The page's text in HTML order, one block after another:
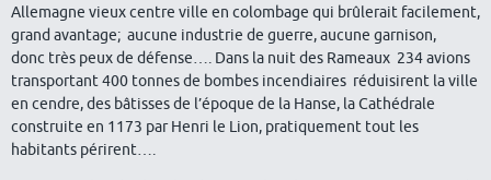
Allemagne vieux centre ville en colombage qui brûlerait facilement,
grand avantage; aucune industrie de guerre, aucune garnison,
donc très peux de défense…. Dans la nuit des Rameaux 234 avions
transportant 400 tonnes de bombes incendiaires réduisirent la ville
en cendre, des bâtisses de l’époque de la Hanse, la Cathédrale
construite en 1173 par Henri le Lion, pratiquement tout les
habitants périrent….